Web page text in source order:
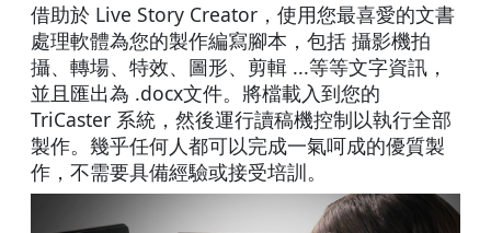
借助於 Live Story Creator，使用您最喜愛的文書
處理軟體為您的製作編寫腳本，包括 攝影機拍
攝、轉場、特效、圖形、剪輯 ...等等文字資訊，
並且匯出為 .docx文件。將檔載入到您的
TriCaster 系統，然後運行讀稿機控制以執行全部
製作。幾乎任何人都可以完成一氣呵成的優質製
作，不需要具備經驗或接受培訓。